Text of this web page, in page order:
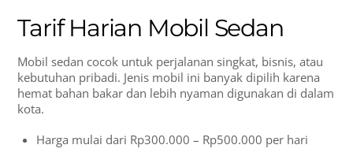
Tarif Harian Mobil Sedan
Mobil sedan cocok untuk perjalanan singkat, bisnis, atau
kebutuhan pribadi. Jenis mobil ini banyak dipilih karena
hemat bahan bakar dan lebih nyaman digunakan di dalam
kota.
Harga mulai dari Rp300.000 – Rp500.000 per hari